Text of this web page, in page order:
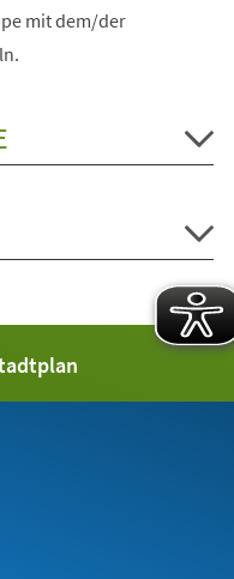
mit dem/der